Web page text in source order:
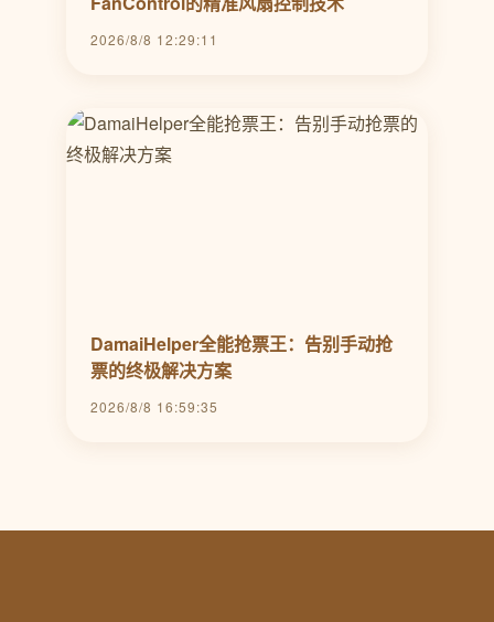
2026/8/8 12:29:11
DamaiHelper全能抢票王：告别手动抢
票的终极解决方案
2026/8/8 16:59:35